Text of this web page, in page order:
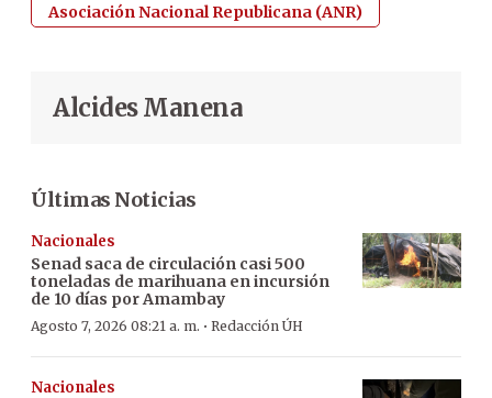
Asociación Nacional Republicana (ANR)
Alcides Manena
Últimas Noticias
Nacionales
Senad saca de circulación casi 500
toneladas de marihuana en incursión
de 10 días por Amambay
Agosto 7, 2026 08:21 a. m. · Redacción ÚH
Nacionales